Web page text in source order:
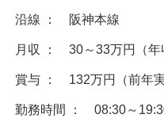
沿線 ： 阪神本線
月収 ： 30～33万円（年
賞与 ： 132万円（前年実
勤務時間 ： 08:30～